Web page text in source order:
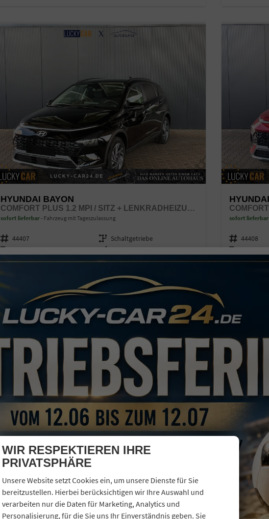
HYUNDAI BAYON
COMFORT PLUS 1.2 MPI / SITZ + LENKRADHEIZUNG PDC V&H KAMERA LED TEMPOMAT KEYLESS ALU 16"
sofort lieferbar Fahrzeug mit Tageszulassung
Fahrzeugnr. 44407 Getriebe Schaltgetriebe
Kraftstoff
Außenfarbe
Leistung 58 kW (79 PS) Kilometerstand15 km
17.850,– € Details
Verbrauch kombiniert:5,70 l/100km
CO2-Klasse:D
sofort lieferbar
Fahrzeugnr. 44408
Kraftstoff
Leistung 58 kW (79
CO2-Klasse:
WIR RESPEKTIEREN IHRE
PRIVATSPHÄRE
Unsere Website setzt Cookies ein, um unsere Dienste für Sie
bereitzustellen. Hierbei berücksichtigen wir Ihre Auswahl und
verarbeiten nur die Daten für Marketing, Analytics und
Personalisierung, für die Sie uns Ihr Einverständnis geben. Sie